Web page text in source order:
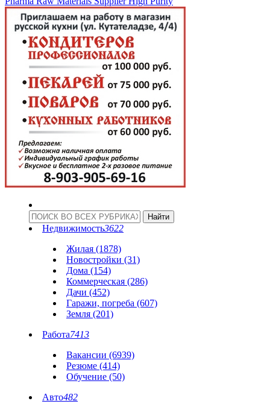
Недвижимость3622
Жилая (1878)
Новостройки (31)
Дома (154)
Коммерческая (286)
Дачи (452)
Гаражи, погреба (607)
Земля (201)
Работа7413
Вакансии (6939)
Резюме (414)
Обучение (50)
Авто482